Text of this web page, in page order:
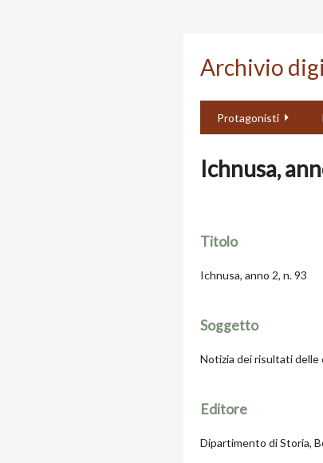
Archivio
Protagonisti
Ichnusa,
Titolo
Ichnusa, anno 2, n. 93
Soggetto
Notizia dei risultati delle
Editore
Dipartimento di Storia,